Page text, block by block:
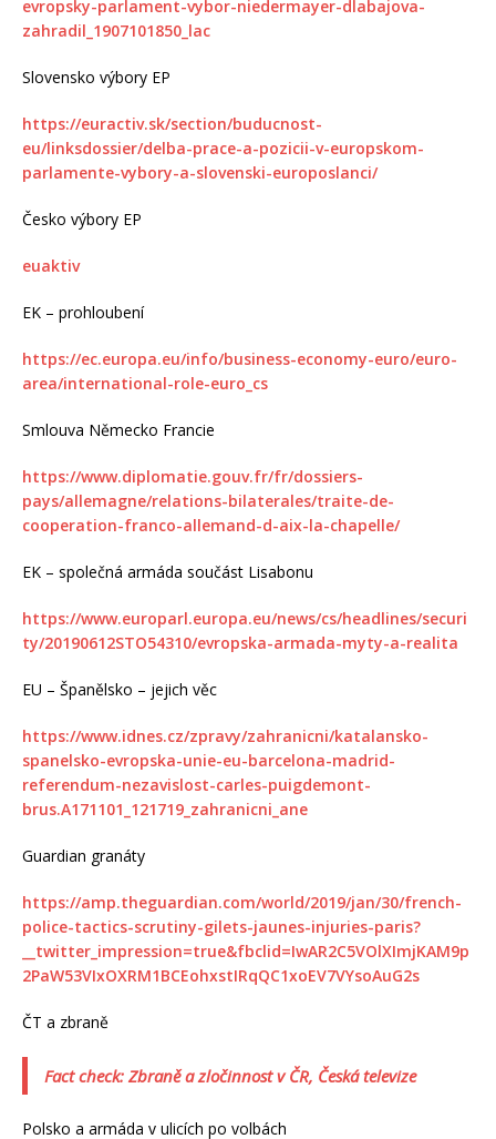
evropsky-parlament-vybor-niedermayer-dlabajova-
zahradil_1907101850_lac
Slovensko výbory EP
https://euractiv.sk/section/buducnost-
eu/linksdossier/delba-prace-a-pozicii-v-europskom-
parlamente-vybory-a-slovenski-europoslanci/
Česko výbory EP
euaktiv
EK – prohloubení
https://ec.europa.eu/info/business-economy-euro/euro-
area/international-role-euro_cs
Smlouva Německo Francie
https://www.diplomatie.gouv.fr/fr/dossiers-
pays/allemagne/relations-bilaterales/traite-de-
cooperation-franco-allemand-d-aix-la-chapelle/
EK – společná armáda součást Lisabonu
https://www.europarl.europa.eu/news/cs/headlines/securi
ty/20190612STO54310/evropska-armada-myty-a-realita
EU – Španělsko – jejich věc
https://www.idnes.cz/zpravy/zahranicni/katalansko-
spanelsko-evropska-unie-eu-barcelona-madrid-
referendum-nezavislost-carles-puigdemont-
brus.A171101_121719_zahranicni_ane
Guardian granáty
https://amp.theguardian.com/world/2019/jan/30/french-
police-tactics-scrutiny-gilets-jaunes-injuries-paris?
__twitter_impression=true&fbclid=IwAR2C5VOlXImjKAM9p
2PaW53VIxOXRM1BCEohxstIRqQC1xoEV7VYsoAuG2s
ČT a zbraně
Fact check: Zbraně a zločinnost v ČR, Česká televize
Polsko a armáda v ulicích po volbách